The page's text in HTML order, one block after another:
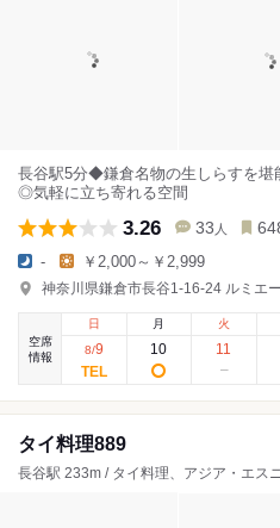
長谷駅5分◆鎌倉名物の生しらすを堪
◎気軽に立ち寄れる空間
3.26 33 人
- ￥2,000～￥2,999
神奈川県鎌倉市長谷1-16-24 ルミエ
空席
情報
日
8/9
月
10
火
11
タイ料理889
長谷駅 233m / タイ料理、アジア・エス